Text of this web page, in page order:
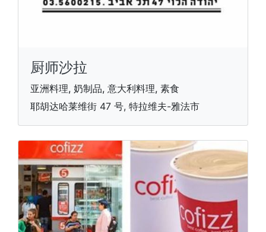
厨师沙拉
亚洲料理, 奶制品, 意大利料理, 素食
耶胡达哈莱维街 47 号, 特拉维夫-雅法市